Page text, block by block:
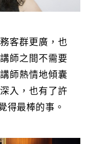
客群更廣，也
師之間不需要
師熱情地傾囊
入，也有了許
得最棒的事。